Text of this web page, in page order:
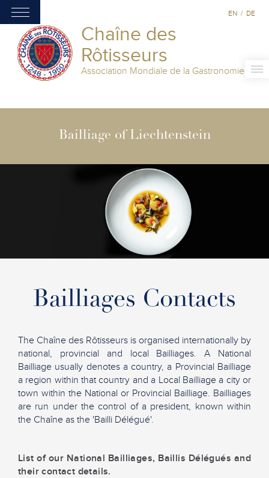
Chaîne des
Rôtisseurs
Association Mondiale de la Gastronomie
EN / DE
Bailliage of Liechtenstein
Bailliages Contacts
The Chaîne des Rôtisseurs is organised internationally by
national, provincial and local Bailliages. A National
Bailliage usually denotes a country, a Provincial Bailliage
a region within that country and a Local Bailliage a city or
town within the National or Provincial Bailliage. Bailliages
are run under the control of a president, known within
the Chaîne as the 'Bailli Délégué'.
List of our National Bailliages, Baillis Délégués and
their contact details.